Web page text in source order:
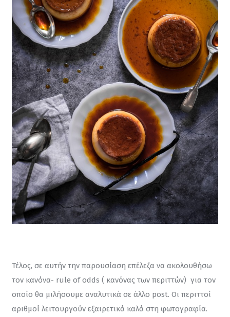
Τέλος, σε αυτήν την παρουσίαση επέλεξα να ακολουθήσω
τον κανόνα- rule of odds ( κανόνας των περιττών)  για τον
οποίο θα μιλήσουμε αναλυτικά σε άλλο post. Οι περιττοί
αριθμοί λειτουργούν εξαιρετικά καλά στη φωτογραφία.